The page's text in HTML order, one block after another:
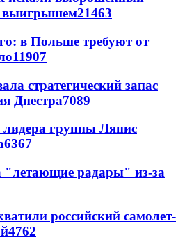
выигрышем21463
в Польше требуют от
11907
стратегический запас
Днестра7089
лидера группы Ляпис
6367
"летающие радары" из-за
российский самолет-
4762